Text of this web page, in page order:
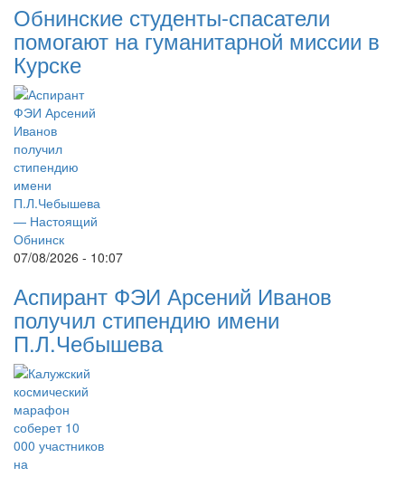
Обнинские студенты-спасатели
помогают на гуманитарной миссии в
Курске
07/08/2026 - 10:07
Аспирант ФЭИ Арсений Иванов
получил стипендию имени
П.Л.Чебышева